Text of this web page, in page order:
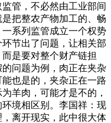
管，不必然由工业部间
把整农产物加工的、畅
系列监管成立一个权势
节出了问题，让相关部
是要对整个财产链担
问题为例，肉正在夹杂
也是的，夹杂正在一路
羊肉，可能才是不的，
境相区别。李国祥：现
离开现实，此中很大体